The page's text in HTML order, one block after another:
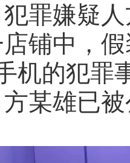
嫌疑人
铺中，
机的犯罪
雄已被